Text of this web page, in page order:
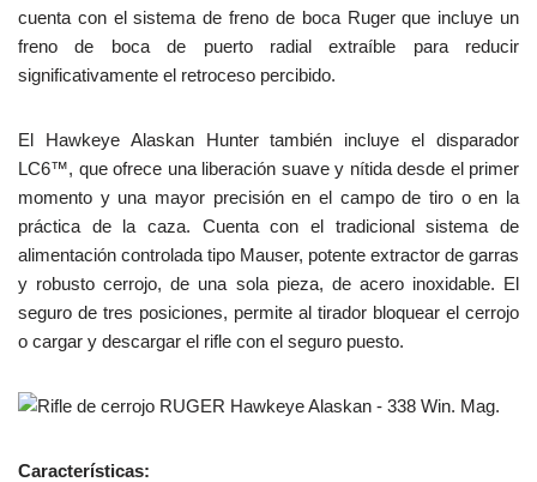
cuenta con el sistema de freno de boca Ruger que incluye un
freno de boca de puerto radial extraíble para reducir
significativamente el retroceso percibido.
El Hawkeye Alaskan Hunter también incluye el disparador
LC6™, que ofrece una liberación suave y nítida desde el primer
momento y una mayor precisión en el campo de tiro o en la
práctica de la caza. Cuenta con el tradicional sistema de
alimentación controlada tipo Mauser, potente extractor de garras
y robusto cerrojo, de una sola pieza, de acero inoxidable. El
seguro de tres posiciones, permite al tirador bloquear el cerrojo
o cargar y descargar el rifle con el seguro puesto.
Características: